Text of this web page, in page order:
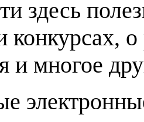
здесь
конкурсах,
и многое